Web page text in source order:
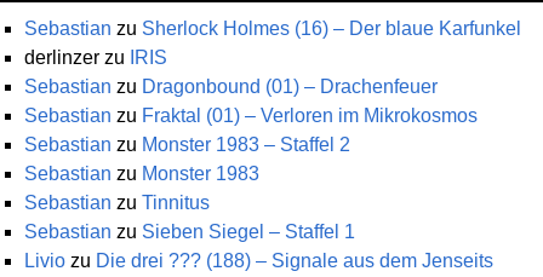
Sebastian zu Sherlock Holmes (16) – Der blaue Karfunkel
derlinzer zu
IRIS
Sebastian zu Dragonbound (01) – Drachenfeuer
Sebastian zu Fraktal (01) – Verloren im Mikrokosmos
Sebastian zu Monster 1983 – Staffel 2
Sebastian zu Monster 1983
Sebastian zu Tinnitus
Sebastian zu Sieben Siegel – Staffel 1
Livio zu Die drei ??? (188) – Signale aus dem Jenseits